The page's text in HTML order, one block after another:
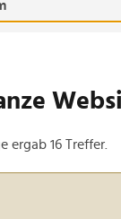
ergab 16 Treffer.